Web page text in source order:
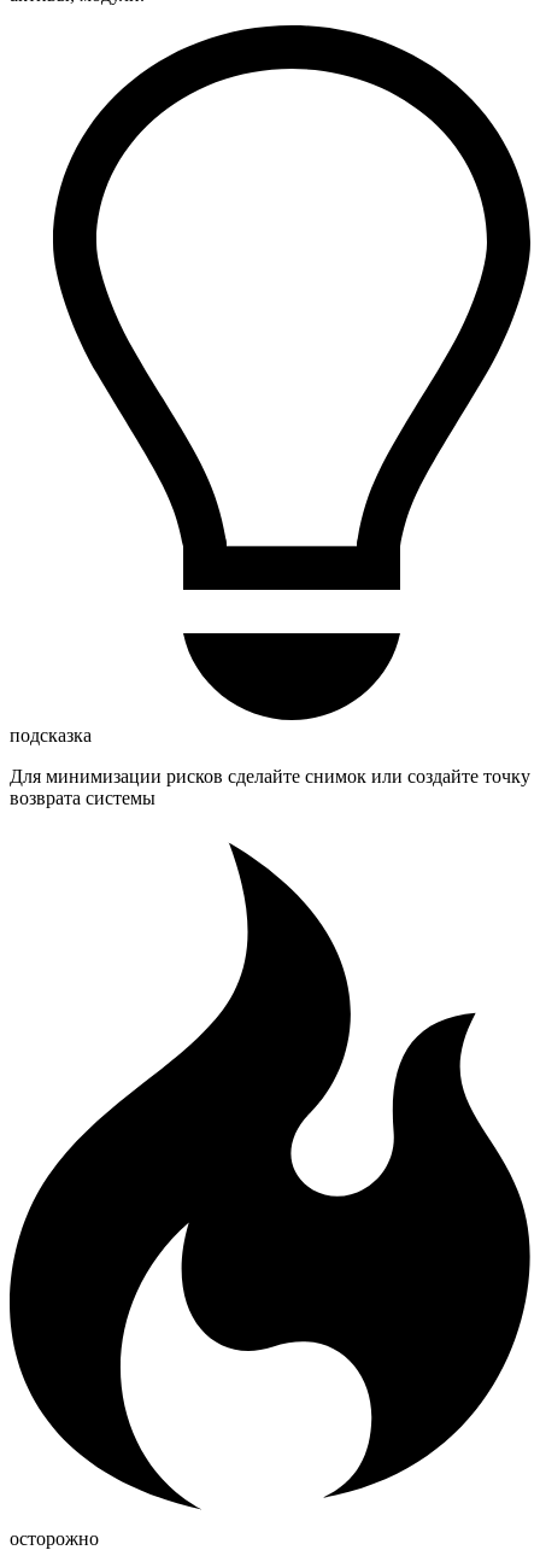
подсказка
Для минимизации рисков сделайте снимок или создайте точку
возврата системы
осторожно